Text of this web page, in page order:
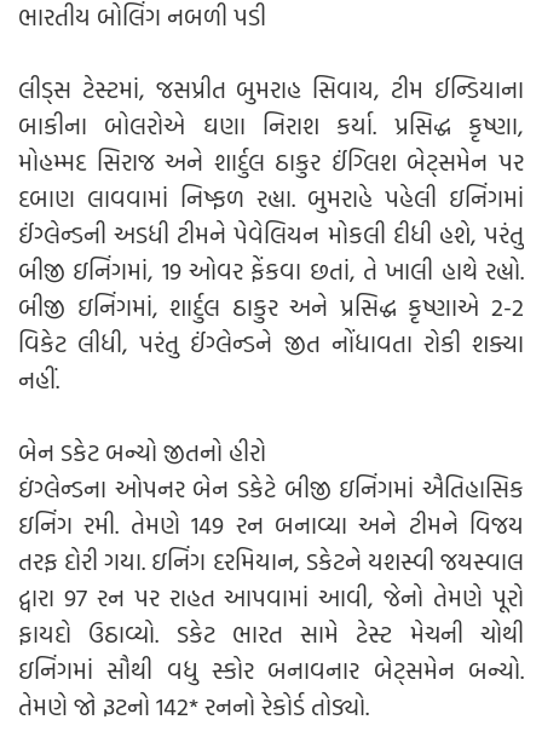
ભારતીય બોલિંગ નબળી પડી
લીડ્સ ટેસ્ટમાં, જસપ્રીત બુમરાહ સિવાય, ટીમ ઈન્ડિયાના
બાકીના બોલરોએ ઘણા નિરાશ કર્યા. પ્રસિદ્ધ કૃષ્ણા,
મોહમ્મદ સિરાજ અને શાર્દુલ ઠાકુર ઈંગ્લિશ બેટ્સમેન પર
દબાણ લાવવામાં નિષ્ફળ રહ્યા. બુમરાહે પહેલી ઇનિંગમાં
ઈંગ્લેન્ડની અડધી ટીમને પેવેલિયન મોકલી દીધી હશે, પરંતુ
બીજી ઇનિંગમાં, 19 ઓવર ફેંકવા છતાં, તે ખાલી હાથે રહ્યો.
બીજી ઇનિંગમાં, શાર્દુલ ઠાકુર અને પ્રસિદ્ધ કૃષ્ણાએ 2-2
વિકેટ લીધી, પરંતુ ઈંગ્લેન્ડને જીત નોંધાવતા રોકી શક્યા
નહીં.
બેન ડકેટ બન્યો જીતનો હીરો
ઇંગ્લેન્ડના ઓપનર બેન ડકેટે બીજી ઇનિંગમાં ઐતિહાસિક
ઇનિંગ રમી. તેમણે 149 રન બનાવ્યા અને ટીમને વિજય
તરફ દોરી ગયા. ઇનિંગ દરમિયાન, ડકેટને યશસ્વી જયસ્વાલ
દ્વારા 97 રન પર રાહત આપવામાં આવી, જેનો તેમણે પૂરો
ફાયદો ઉઠાવ્યો. ડકેટ ભારત સામે ટેસ્ટ મેચની ચોથી
ઇનિંગમાં સૌથી વધુ સ્કોર બનાવનાર બેટ્સમેન બન્યો.
તેમણે જો રૂટનો 142* રનનો રેકોર્ડ તોડ્યો.